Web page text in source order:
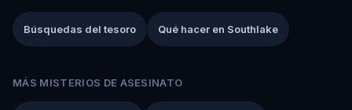
Búsquedas del tesoro Qué hacer en Southlake
MÁS MISTERIOS DE ASESINATO